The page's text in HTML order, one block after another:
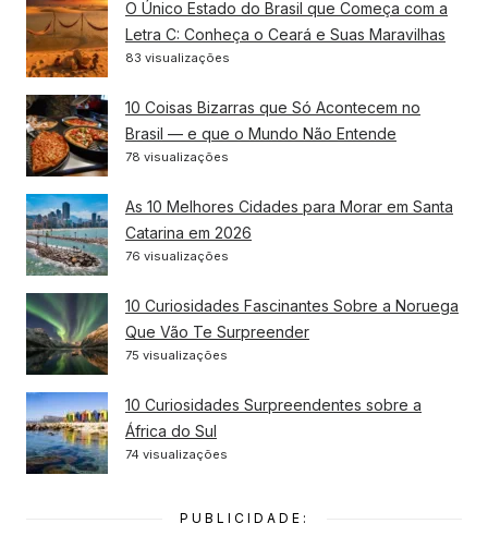
O Único Estado do Brasil que Começa com a
Letra C: Conheça o Ceará e Suas Maravilhas
83 visualizações
10 Coisas Bizarras que Só Acontecem no
Brasil — e que o Mundo Não Entende
78 visualizações
As 10 Melhores Cidades para Morar em Santa
Catarina em 2026
76 visualizações
10 Curiosidades Fascinantes Sobre a Noruega
Que Vão Te Surpreender
75 visualizações
10 Curiosidades Surpreendentes sobre a
África do Sul
74 visualizações
PUBLICIDADE: